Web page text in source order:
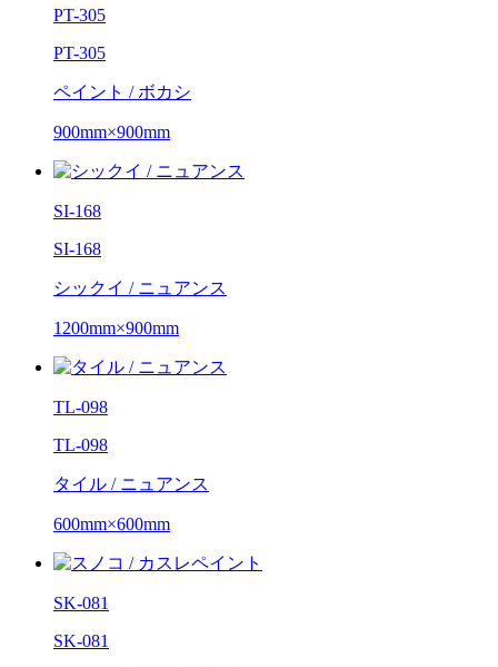
PT-305
PT-305
ペイント / ボカシ
900mm×900mm
SI-168
SI-168
シックイ / ニュアンス
1200mm×900mm
TL-098
TL-098
タイル / ニュアンス
600mm×600mm
SK-081
SK-081